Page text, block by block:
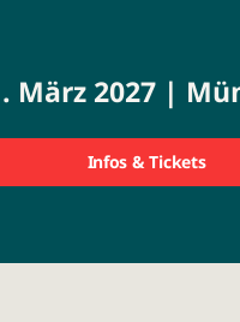
März 2027 |
Infos & Tickets